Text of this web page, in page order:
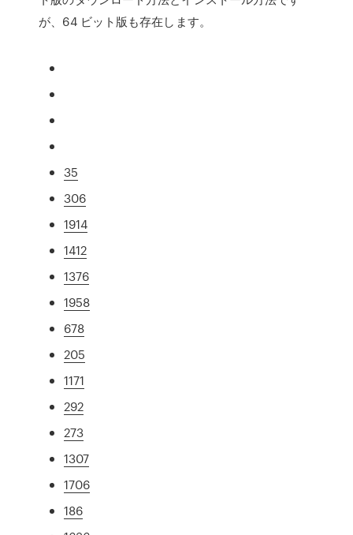
が、64 ビット版も存在します。
35
306
1914
1412
1376
1958
678
205
1171
292
273
1307
1706
186